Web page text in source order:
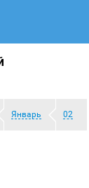
Январь 02